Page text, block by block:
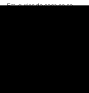
Eşti curios de ceea ce se